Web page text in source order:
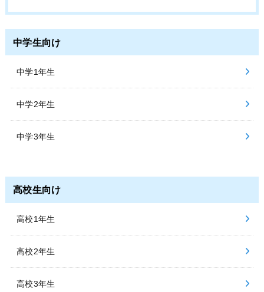
中学生向け
中学1年生
中学2年生
中学3年生
高校生向け
高校1年生
高校2年生
高校3年生